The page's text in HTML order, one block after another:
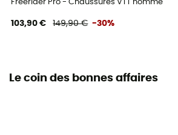
Freerider Pro - Chaussures VTT homme
103,90 € 149,90 € -30%
Le coin des bonnes affaires